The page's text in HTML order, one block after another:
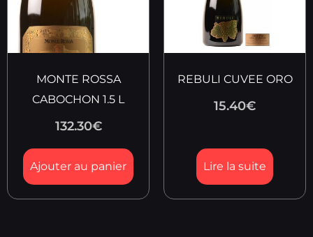
MONTE ROSSA
CABOCHON 1.5 L
132.30€
Ajouter au panier
REBULI CUVEE ORO
15.40€
Lire la suite